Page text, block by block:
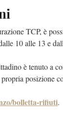
TCP, è
10 alle 13 e
è tenuto a
posizione
bolletta-rifiuti.